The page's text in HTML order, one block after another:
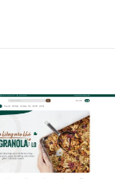
WordPress
trang web và